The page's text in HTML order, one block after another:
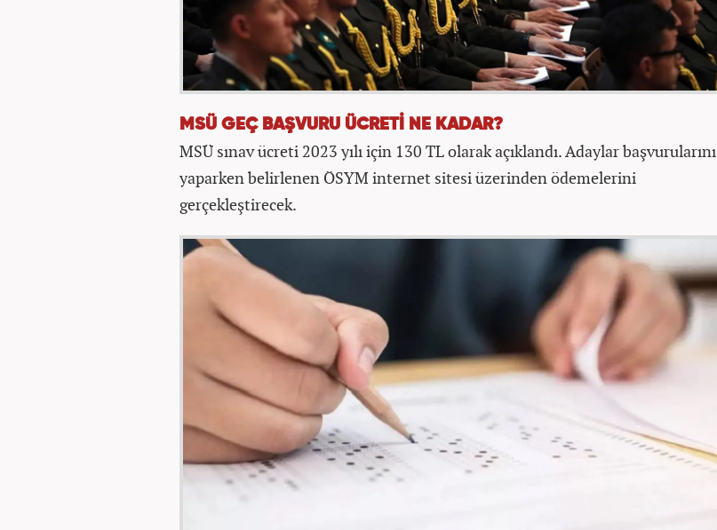
MSÜ GEÇ BAŞVURU ÜCRETİ NE KADAR?
MSÜ sınav ücreti 2023 yılı için 130 TL olarak açıklandı. Adaylar başvurularını
yaparken belirlenen ÖSYM internet sitesi üzerinden ödemelerini
gerçekleştirecek.